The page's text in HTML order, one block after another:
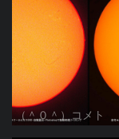
（＾０＾）コメト